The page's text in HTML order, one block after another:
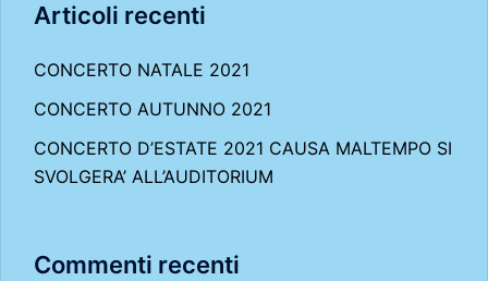
Articoli recenti
CONCERTO NATALE 2021
CONCERTO AUTUNNO 2021
CONCERTO D’ESTATE 2021 CAUSA MALTEMPO SI
SVOLGERA’ ALL’AUDITORIUM
Commenti recenti